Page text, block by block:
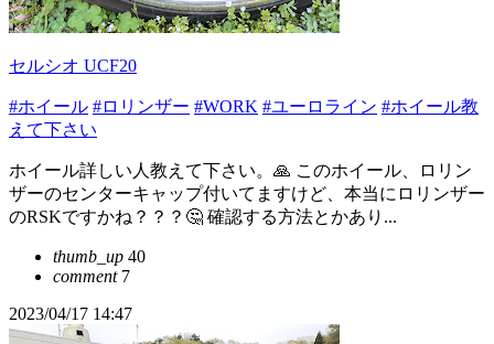
セルシオ UCF20
#ホイール #ロリンザー #WORK #ユーロライン #ホイール教
えて下さい
ホイール詳しい人教えて下さい。🙏 このホイール、ロリン
ザーのセンターキャップ付いてますけど、本当にロリンザー
のRSKですかね？？？🤔 確認する方法とかあり...
thumb_up 40
comment7
2023/04/17 14:47